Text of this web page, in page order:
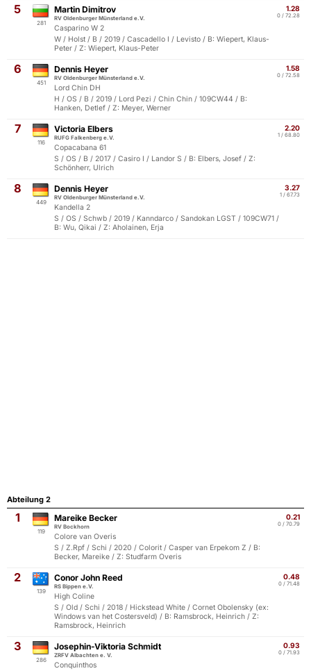
5
281
1.28
0 / 72.28
Martin Dimitrov
RV Oldenburger Münsterland e.V.
Casparino W 2
W / Holst / B / 2019 / Cascadello I / Levisto / B: Wiepert, Klaus-
Peter / Z: Wiepert, Klaus-Peter
6
451
1.58
0 / 72.58
Dennis Heyer
RV Oldenburger Münsterland e.V.
Lord Chin DH
H / OS / B / 2019 / Lord Pezi / Chin Chin / 109CW44 / B:
Hanken, Detlef / Z: Meyer, Werner
7
116
2.20
1 / 68.80
Victoria Elbers
RUFG Falkenberg e.V.
Copacabana 61
S / OS / B / 2017 / Casiro I / Landor S / B: Elbers, Josef / Z:
Schönherr, Ulrich
8
449
3.27
1 / 67.73
Dennis Heyer
RV Oldenburger Münsterland e.V.
Kandella 2
S / OS / Schwb / 2019 / Kanndarco / Sandokan LGST / 109CW71 /
B: Wu, Qikai / Z: Aholainen, Erja
Abteilung 2
1
119
0.21
0 / 70.79
Mareike Becker
RV Bockhorn
Colore van Overis
S / Z.Rpf / Schi / 2020 / Colorit / Casper van Erpekom Z / B:
Becker, Mareike / Z: Studfarm Overis
2
139
0.48
0 / 71.48
Conor John Reed
RS Bippen e.V.
High Coline
S / Old / Schi / 2018 / Hickstead White / Cornet Obolensky (ex:
Windows van het Costersveld) / B: Ramsbrock, Heinrich / Z:
Ramsbrock, Heinrich
3
286
0.93
0 / 71.93
Josephin-Viktoria Schmidt
ZRFV Albachten e. V.
Conquinthos